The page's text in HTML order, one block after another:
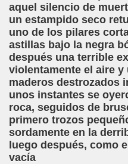
aquel silencio de
un estampido seco
uno de los pilares
astillas bajo la negra
después una terrible
violentamente el aire
maderos destrozados
unos instantes se
roca, seguidos de
primero trozos
sordamente en la
luego después, como
vacía
Uribe)
Hierro)
García)
Coger Polvo (Mar